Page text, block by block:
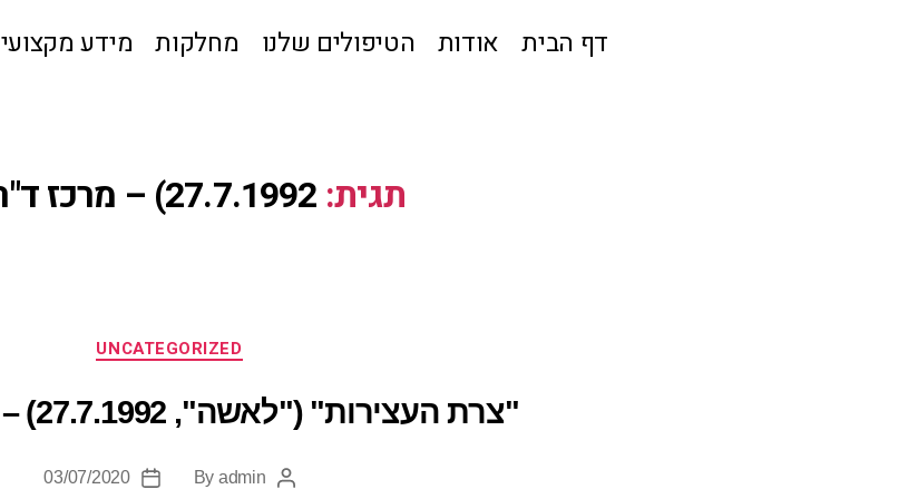
דף הבית אודות הטיפולים שלנו מחלקות מידע מקצועי
תגית: 27.7.1992) – מרכז ד"ר דיין
UNCATEGORIZED
"צרת העצירות" ("לאשה", 27.7.1992) – מרכז ד"ר דיין
By admin
03/07/2020